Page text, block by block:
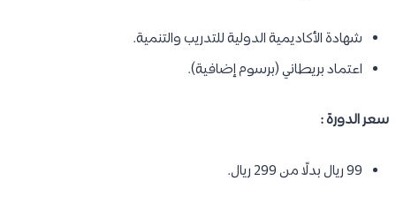
شهادة الأكاديمية الدولية للتدريب والتنمية.
اعتماد بريطاني (برسوم إضافية).
سعر الدورة :
99 ريال بدلًا من 299 ريال.